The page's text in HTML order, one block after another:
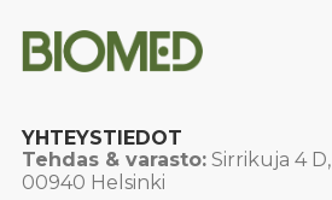
sivulla.
YHTEYSTIEDOT
Tehdas & varasto:Sirrikuja 4 D,
00940 Helsinki